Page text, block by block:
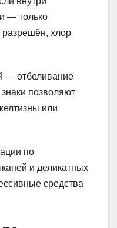
— только
разрешён, хлор
— отбеливание
позволяют
или
по
и деликатных
средства